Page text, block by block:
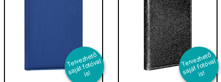
T
er
v
e
z
h
et
ő
s
aj
át f
ot
ó
v
al
i
s!
T
er
v
e
z
h
et
ő
s
aj
át f
ot
ó
v
al
i
s!